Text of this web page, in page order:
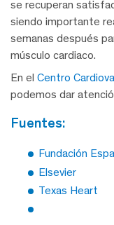
se recuperan
siendo importante
semanas después
músculo cardiaco.
En el Centro
podemos dar
fuentes:
Fundación
Elsevier
Texas Heart